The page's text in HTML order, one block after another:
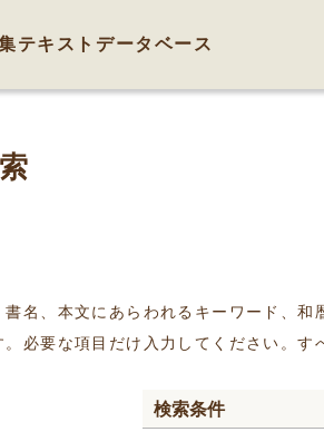
テキストデータベース
書名、本文にあらわれるキーワード、
。必要な項目だけ入力してください。
検索条件